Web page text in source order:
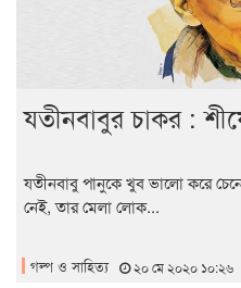
যতীনবাবুর চাকর :
যতীনবাবু পানুকে খুব ভালো করে
নেই, তার মেলা লোক...
গল্প ও সাহিত্য ২০ মে ২০২০ ১০:২৬